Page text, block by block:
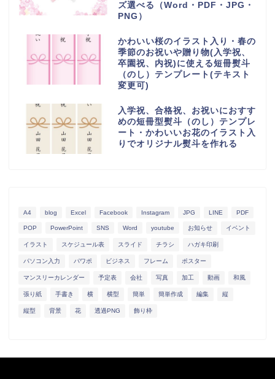
ズ選べる（Word・PDF・JPG・
PNG）
かわいい桜のイラスト入り・春の
季節のお祝いや贈り物(入学祝、
卒園祝、内祝)に使える短冊熨斗
（のし）テンプレート(テキスト
変更可)
入学祝、合格祝、お祝いにおすす
めの短冊型熨斗（のし）テンプレ
ート・かわいいお花のイラスト入
りでオリジナル熨斗を作れる
A4 blog Excel Facebook Instagram JPG LINE PDF
POP PowerPoint SNS Word youtube お知らせ イベント
イラスト スケジュール表 スライド チラシ ハガキ印刷
パソコン入力 パワポ ビジネス フレーム ポスター
マンスリーカレンダー 予定表 会社 写真 加工 動画 和風
張り紙 手書き 横 横型 簡単 簡単作成 編集 縦
縦型 背景 花 透過PNG 飾り枠